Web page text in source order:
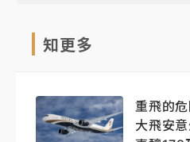
知更多
重飛的
大飛安